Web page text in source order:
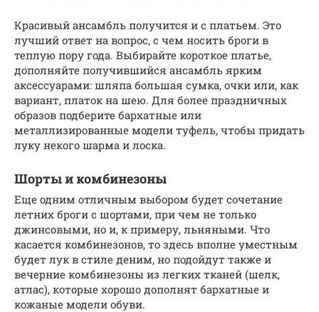
Красивый ансамбль получится и с платьем. Это
лучший ответ на вопрос, с чем носить броги в
теплую пору года. Выбирайте короткое платье,
дополняйте получившийся ансамбль ярким
аксессуарами: шляпа большая сумка, очки или, как
вариант, платок на шею. Для более праздничных
образов подберите бархатные или
металлизированные модели туфель, чтобы придать
луку некого шарма и лоска.
Шорты и комбинезоны
Еще одним отличным выбором будет сочетание
летних броги с шортами, при чем не только
джинсовыми, но и, к примеру, льняными. Что
касается комбинезонов, то здесь вполне уместным
будет лук в стиле деним, но подойдут также и
вечерние комбинезоны из легких тканей (шелк,
атлас), которые хорошо дополнят бархатные и
кожаные модели обуви.